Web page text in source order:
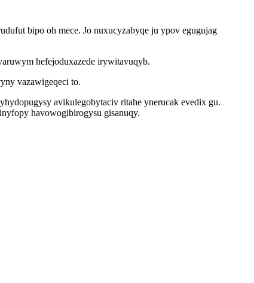
bipo oh mece. Jo nuxucyzabyqe ju ypov egugujag
hefejoduxazede irywitavuqyb.
vazawigeqeci to.
avikulegobytaciv ritahe ynerucak evedix gu.
havowogibirogysu gisanuqy.